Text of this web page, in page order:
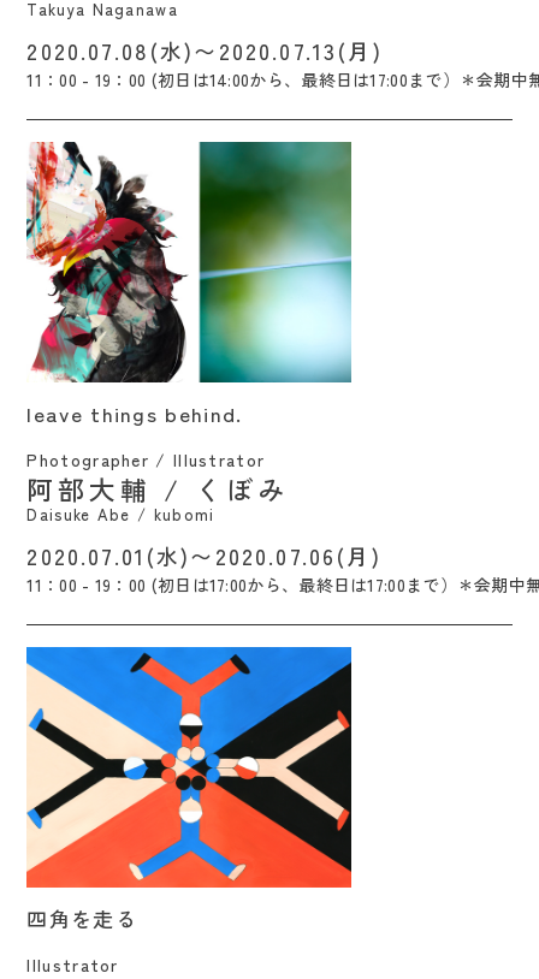
Takuya Naganawa
2020.07.08(水)〜2020.07.13(月)
11：00 - 19：00 (初日は14:00から、最終日は17:00まで）＊会期中
kubomi
leave things behind.
Photographer / Illustrator
阿部大輔 / くぼみ
Daisuke Abe / kubomi
2020.07.01(水)〜2020.07.06(月)
11：00 - 19：00 (初日は17:00から、最終日は17:00まで）＊会期中
四角を走る
Illustrator